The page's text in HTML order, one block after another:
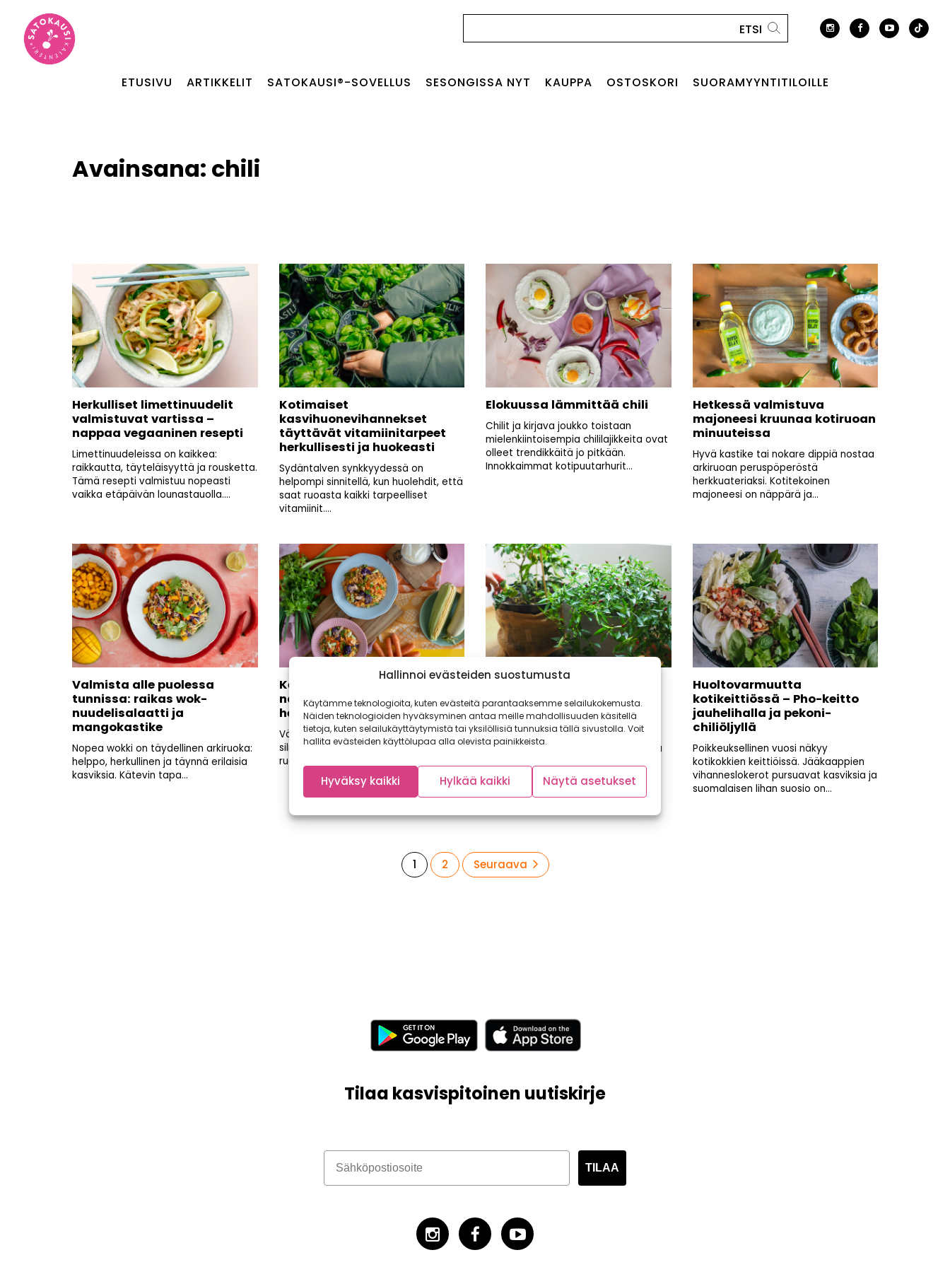
Hallinnoi evästeiden suostumusta
Käytämme teknologioita, kuten evästeitä parantaaksemme selailukokemusta.
Näiden teknologioiden hyväksyminen antaa meille mahdollisuuden käsitellä
tietoja, kuten selailukäyttäytymistä tai yksilöllisiä tunnuksia tällä sivustolla. Voit
hallita evästeiden käyttölupaa alla olevista painikkeista.
Hyväksy kaikki Hylkää kaikki Näytä asetukset
ETUSIVU ARTIKKELIT SATOKAUSI®-SOVELLUS SESONGISSA NYT KAUPPA OSTOSKORI SUORAMYYNTITILOILLE
Avainsana: chili
Herkulliset limettinuudelit
valmistuvat vartissa –
nappaa vegaaninen resepti
Limettinuudeleissa on kaikkea:
raikkautta, täyteläisyyttä ja rousketta.
Tämä resepti valmistuu nopeasti
vaikka etäpäivän lounastauolla....
Kotimaiset
kasvihuonevihannekset
täyttävät vitamiinitarpeet
herkullisesti ja huokeasti
Sydäntalven synkkyydessä on
helpompi sinnitellä, kun huolehdit, että
saat ruoasta kaikki tarpeelliset
vitamiinit....
Elokuussa lämmittää chili
Chilit ja kirjava joukko toistaan
mielenkiintoisempia chililajikkeita ovat
olleet trendikkäitä jo pitkään.
Innokkaimmat kotipuutarhurit...
Hetkessä valmistuva
majoneesi kruunaa kotiruoan
minuuteissa
Hyvä kastike tai nokare dippiä nostaa
arkiruoan peruspöperöstä
herkkuateriaksi. Kotitekoinen
majoneesi on näppärä ja...
Valmista alle puolessa
tunnissa: raikas wok-
nuudelisalaatti ja
mangokastike
Nopea wokki on täydellinen arkiruoka:
helppo, herkullinen ja täynnä erilaisia
kasviksia. Kätevin tapa...
Kerää viisi väriä päivässä –
nämä reseptit tekevät sen
helpoksi
Värikkäänä hehkuva ruoka on paitsi ilo
silmälle myös avain monipuoliseen
ruokavalioon. Oletkin ehkä...
pian – näin varmistat, että
monivuotiset hyötykasvit
selviytyvät talven yli!
Päivät lyhenevät, lämpötila laskee ja
saapumiseen toden teolla. Myös...
Huoltovarmuutta
kotikeittiössä – Pho-keitto
jauhelihalla ja pekoni-
chiliöljyllä
Poikkeuksellinen vuosi näkyy
kotikokkien keittiöissä. Jääkaappien
vihanneslokerot pursuavat kasviksia ja
suomalaisen lihan suosio on...
Sivu
1 Sivu
2 Seuraava
Tilaa kasvispitoinen uutiskirje
TILAA